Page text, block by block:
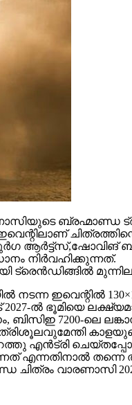
ബ്രഹ്മാണ്ഡ
ദുർഗ
നിർവഹിക്കുന്നത്.
ട്രെൻഡിങ്ങിൽ
ഇവെന്റിൽ
ല്‍ ഭൂമിയെ
7200-ലെ
ചെയ്തപ്പോൾ
എന്നതിനാല്‍ തന്നെ
വാരണാസി